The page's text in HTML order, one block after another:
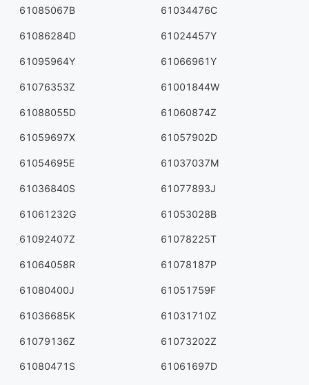
61085067B 61034476C
61086284D 61024457Y
61095964Y 61066961Y
61076353Z 61001844W
61088055D 61060874Z
61059697X 61057902D
61054695E 61037037M
61036840S 61077893J
61061232G 61053028B
61092407Z 61078225T
61064058R 61078187P
61080400J 61051759F
61036685K 61031710Z
61079136Z 61073202Z
61080471S 61061697D